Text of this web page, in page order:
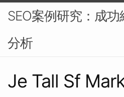
SEO案例研究：成
分析
Je Tall Sf